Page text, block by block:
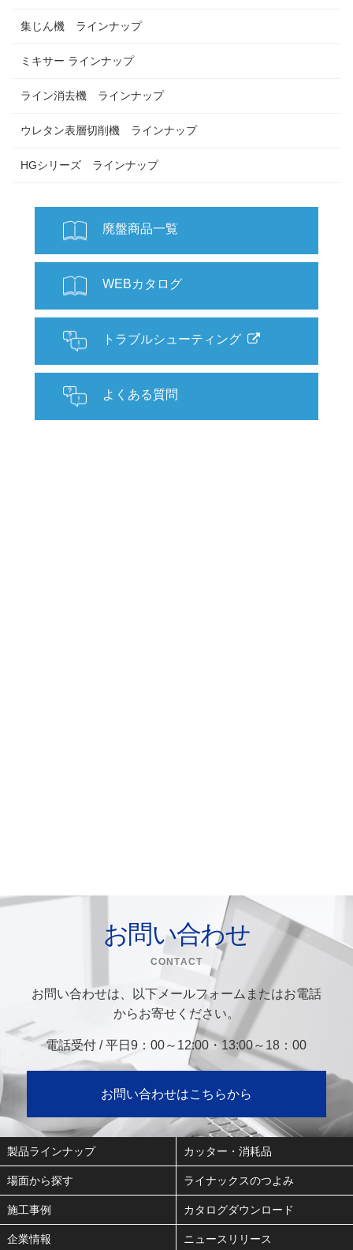
集じん機 ラインナップ
ミキサー ラインナップ
ライン消去機 ラインナップ
ウレタン表層切削機 ラインナップ
HGシリーズ ラインナップ
廃盤商品一覧
WEBカタログ
トラブルシューティング
よくある質問
お問い合わせ
CONTACT
お問い合わせは、以下メールフォームまたはお電話
からお寄せください。
電話受付 / 平日9：00～12:00・13:00～18：00
お問い合わせはこちらから
製品ラインナップ カッター・消耗品
場面から探す
施工事例
企業情報
ライナックスのつよみ
カタログダウンロード
ニュースリリース